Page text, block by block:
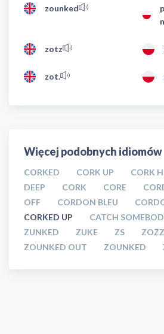
zounked
zotz
zot.
Więcej podobnych idiomów
CORKED CORK UP
CORK
DEEP
CORK CORE
OFF
CORDON BLEU
CORKED UP
CATCH
ZUNKED
ZUKE ZS
ZOUNKED OUT
ZOUNKED